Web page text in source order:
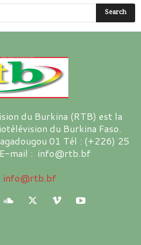
du Burkina (RTB) est la
du Burkina Faso.
01 Tél : (+226) 25
mail : info@rtb.bf
info@rtb.bf